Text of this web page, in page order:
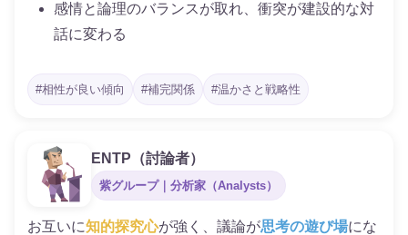
感情と論理のバランスが取れ、衝突が建設的な対
話に変わる
#相性が良い傾向 #補完関係 #温かさと戦略性
ENTP（討論者）
紫グループ｜分析家（Analysts）
お互いに知的探究心が強く、議論が思考の遊び場にな